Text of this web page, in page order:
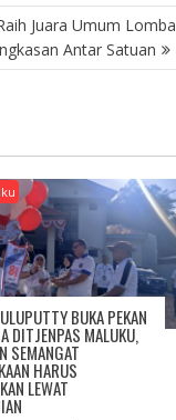
Juara Umum Lomba
Antar Satuan
BUKA PEKAN
DITJENPAS MALUKU,
SEMANGAT
HARUS
LEWAT